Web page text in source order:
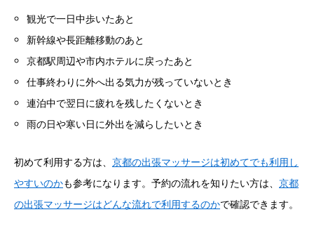
観光で一日中歩いたあと
新幹線や長距離移動のあと
京都駅周辺や市内ホテルに戻ったあと
仕事終わりに外へ出る気力が残っていないとき
連泊中で翌日に疲れを残したくないとき
雨の日や寒い日に外出を減らしたいとき
初めて利用する方は、 京都の出張マッサージは初めてでも利用し
やすいのかも参考になります。予約の流れを知りたい方は、 京都
の出張マッサージはどんな流れで利用するのかで確認できます。